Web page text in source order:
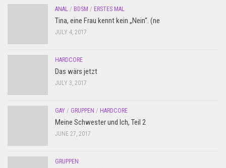
ANAL / BDSM / ERSTES MAL
Tina, eine Frau kennt kein „Nein“. (ne
JULY 4, 2017
HARDCORE
Das wärs jetzt
JULY 3, 2017
GAY / GRUPPEN / HARDCORE
Meine Schwester und Ich, Teil 2
JUNE 27, 2017
GRUPPEN